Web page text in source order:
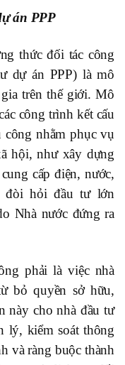
án PPP
thức đối tác công
dự án PPP) là mô
trên thế giới. Mô
công trình kết cấu
công nhằm phục vụ
hội, như xây dựng
cấp điện, nước,
đòi hỏi đầu tư lớn
Nhà nước đứng ra
phải là việc nhà
bỏ quyền sở hữu,
này cho nhà đầu tư
lý, kiểm soát thông
và ràng buộc thành